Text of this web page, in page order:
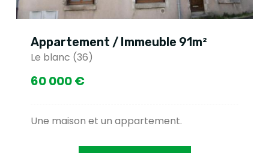
Appartement / Immeuble 91m²
Le blanc (36)
60 000 €
Une maison et un appartement.